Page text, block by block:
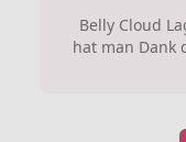
Belly Cloud
hat man Dank